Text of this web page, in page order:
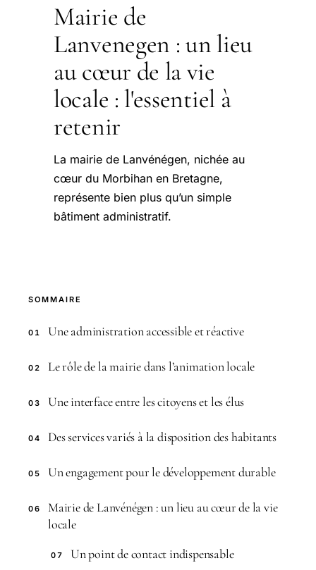
Mairie de
Lanvenegen : un lieu
au cœur de la vie
locale : l'essentiel à
retenir
La mairie de Lanvénégen, nichée au
cœur du Morbihan en Bretagne,
représente bien plus qu’un simple
bâtiment administratif.
SOMMAIRE
01 Une administration accessible et réactive
02 Le rôle de la mairie dans l’animation locale
03 Une interface entre les citoyens et les élus
04 Des services variés à la disposition des habitants
05 Un engagement pour le développement durable
06
Mairie de Lanvénégen : un lieu au cœur de la vie
locale
07 Un point de contact indispensable